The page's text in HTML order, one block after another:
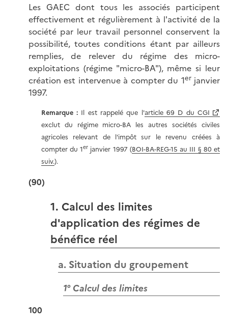
Les GAEC dont tous les associés participent
effectivement et régulièrement à l'activité de la
société par leur travail personnel conservent la
possibilité, toutes conditions étant par ailleurs
remplies, de relever du régime des micro-
exploitations (régime "micro-BA"), même si leur
création est intervenue à compter du 1erjanvier
1997.
Remarque: Il est rappelé que l'article 69 D du CGI
exclut du régime micro-BA les autres sociétés civiles
agricoles relevant de l'impôt sur le revenu créées à
compter du 1er janvier 1997 (BOI-BA-REG-15 au III § 80 et
suiv.).
(90)
1. Calcul des limites
d'application des régimes de
bénéfice réel
a. Situation du groupement
1° Calcul des limites
100